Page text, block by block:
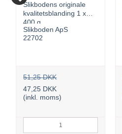
Slikbodens originale
kvalitetsblanding 1 x
400 g
Slikboden ApS
22702
51,25 DKK
47,25 DKK
(inkl. moms)